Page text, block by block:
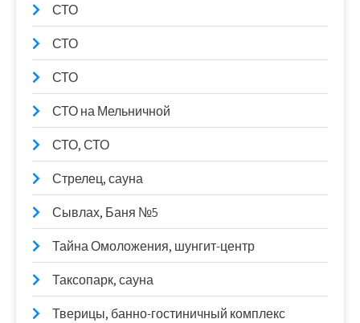
СТО
СТО
СТО
СТО на Мельничной
СТО, СТО
Стрелец, сауна
Сывлах, Баня №5
Тайна Омоложения, шунгит-центр
Таксопарк, сауна
Тверицы, банно-гостиничный комплекс